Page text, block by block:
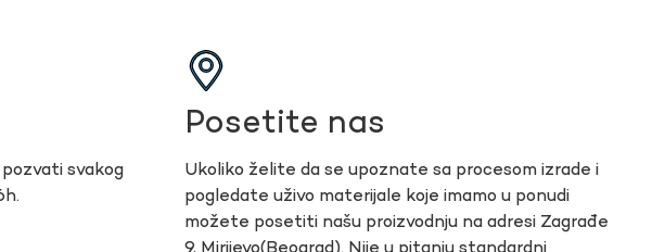
svakog
Posetite nas
Ukoliko želite da se upoznate sa procesom izrade i
pogledate uživo materijale koje imamo u ponudi
možete posetiti našu proizvodnju na adresi Zagrađe